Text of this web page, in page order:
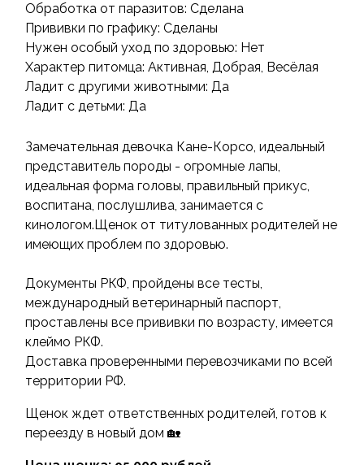
Обработка от паразитов: Сделана
Прививки по графику: Сделаны
Нужен особый уход по здоровью: Нет
Характер питомца: Активная, Добрая, Весёлая
Ладит с другими животными: Да
Ладит с детьми: Да
Замечательная девочка Кане-Корсо, идеальный
представитель породы - огромные лапы,
идеальная форма головы, правильный прикус,
воспитана, послушлива, занимается с
кинологом.Щенок от титулованных родителей не
имеющих проблем по здоровью.
Документы РКФ, пройдены все тесты,
международный ветеринарный паспорт,
проставлены все прививки по возрасту, имеется
клеймо РКФ.
Доставка проверенными перевозчиками по всей
территории РФ.
Щенок ждет ответственных родителей, готов к
переезду в новый дом 🏡